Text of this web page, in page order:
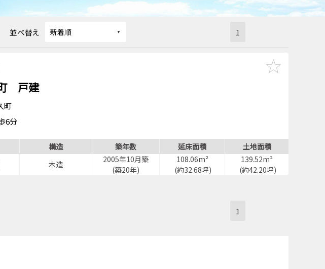
並べ替え 1
戸建
町
6分
構造 築年数 延床面積 土地面積
木造
2005年10月築
(築20年)
108.06m²
(約32.68坪)
139.52m²
(約42.20坪)
1